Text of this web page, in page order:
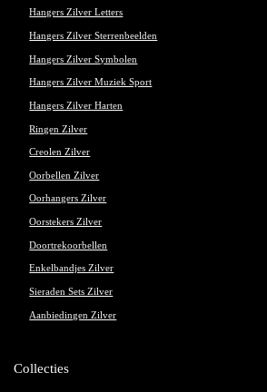
Hangers Zilver Letters
Hangers Zilver Sterrenbeelden
Hangers Zilver Symbolen
Hangers Zilver Muziek Sport
Hangers Zilver Harten
Ringen Zilver
Creolen Zilver
Oorbellen Zilver
Oorhangers Zilver
Oorstekers Zilver
Doortrekoorbellen
Enkelbandjes Zilver
Sieraden Sets Zilver
Aanbiedingen Zilver
Collecties